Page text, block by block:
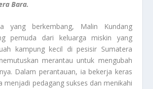
Bara.
yang berkembang, Malin Kundang
pemuda dari keluarga miskin yang
kampung kecil di pesisir Sumatera
merantau untuk mengubah
Dalam perantauan, ia bekerja keras
menjadi pedagang sukses dan menikahi